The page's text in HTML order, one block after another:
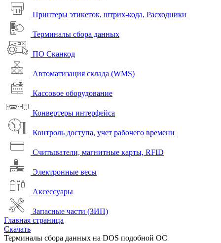
Принтеры этикеток, штрих-кода, Расходники
Терминалы сбора данных
ПО Сканкод
Автоматизация склада (WMS)
Кассовое оборудование
Конвертеры интерфейса
Контроль доступа, учет рабочего времени
Считыватели, магнитные карты, RFID
Электронные весы
Аксессуары
Запасные части (ЗИП)
Главная страница
Скачать
Терминалы сбора данных на DOS подобной ОС